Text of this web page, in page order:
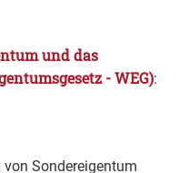
und das
- WEG):
Sondereigentum